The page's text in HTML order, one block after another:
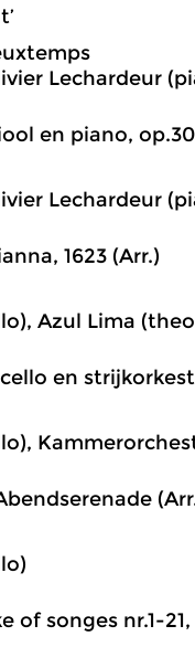
Lechardeur
en piano, op.30
Lechardeur
1623 (Arr.)
Azul Lima
en
of songes nr.1-